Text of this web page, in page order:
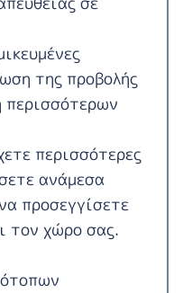
της προβολής
περισσότερων
περισσότερες
ανάμεσα
προσεγγίσετε
τον χώρο σας.